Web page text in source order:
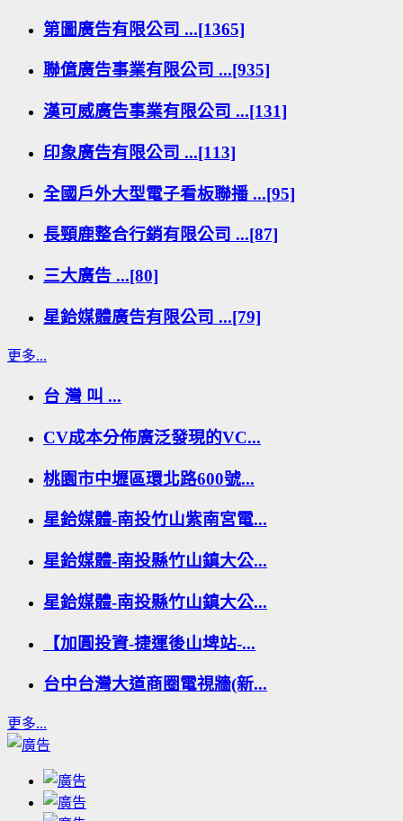
第圖廣告有限公司 ...[1365]
聯億廣告事業有限公司 ...[935]
漢可威廣告事業有限公司 ...[131]
印象廣告有限公司 ...[113]
全國戶外大型電子看板聯播 ...[95]
長頸鹿整合行銷有限公司 ...[87]
三大廣告 ...[80]
星鉿媒體廣告有限公司 ...[79]
更多...
台 灣 叫 ...
CV成本分佈廣泛發現的VC...
桃園市中壢區環北路600號...
星鉿媒體-南投竹山紫南宮電...
星鉿媒體-南投縣竹山鎮大公...
星鉿媒體-南投縣竹山鎮大公...
【加圓投資-捷運後山埤站-...
台中台灣大道商圈電視牆(新...
更多...